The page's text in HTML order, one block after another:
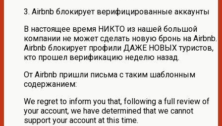
3. Airbnb блокирует верифицированные аккаунты
В настоящее время НИКТО из нашей большой
компании не может сделать новую бронь на Airbnb.
Airbnb блокирует профили ДАЖЕ НОВЫХ туристов,
кто прошел верификацию неделю назад.
От Airbnb пришли письма с таким шаблонным
содержанием:
We regret to inform you that, following a full review of
your account, we have determined that we cannot
support your account at this time.